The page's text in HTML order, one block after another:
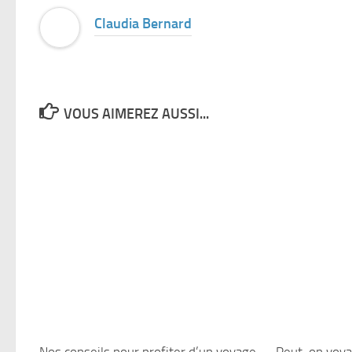
Claudia Bernard
VOUS AIMEREZ AUSSI...